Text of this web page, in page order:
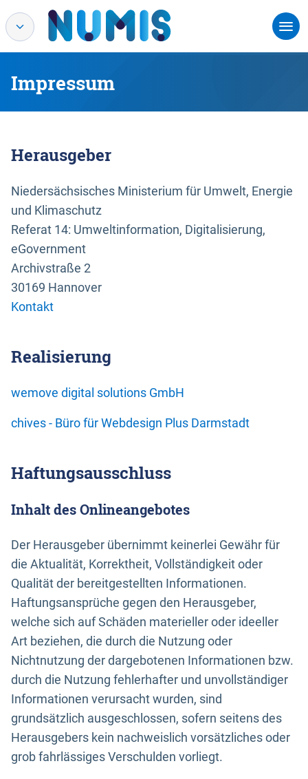
Impressum
Herausgeber
Niedersächsisches Ministerium für Umwelt, Energie
und Klimaschutz
Referat 14: Umweltinformation, Digitalisierung,
eGovernment
Archivstraße 2
30169 Hannover
Kontakt
Realisierung
wemove digital solutions GmbH
chives - Büro für Webdesign Plus Darmstadt
Haftungsausschluss
Inhalt des Onlineangebotes
Der Herausgeber übernimmt keinerlei Gewähr für
die Aktualität, Korrektheit, Vollständigkeit oder
Qualität der bereitgestellten Informationen.
Haftungsansprüche gegen den Herausgeber,
welche sich auf Schäden materieller oder ideeller
Art beziehen, die durch die Nutzung oder
Nichtnutzung der dargebotenen Informationen bzw.
durch die Nutzung fehlerhafter und unvollständiger
Informationen verursacht wurden, sind
grundsätzlich ausgeschlossen, sofern seitens des
Herausgebers kein nachweislich vorsätzliches oder
grob fahrlässiges Verschulden vorliegt.